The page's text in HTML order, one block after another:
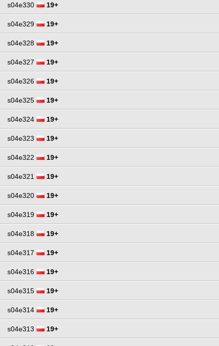
s04e330 19+
s04e329 19+
s04e328 19+
s04e327 19+
s04e326 19+
s04e325 19+
s04e324 19+
s04e323 19+
s04e322 19+
s04e321 19+
s04e320 19+
s04e319 19+
s04e318 19+
s04e317 19+
s04e316 19+
s04e315 19+
s04e314 19+
s04e313 19+